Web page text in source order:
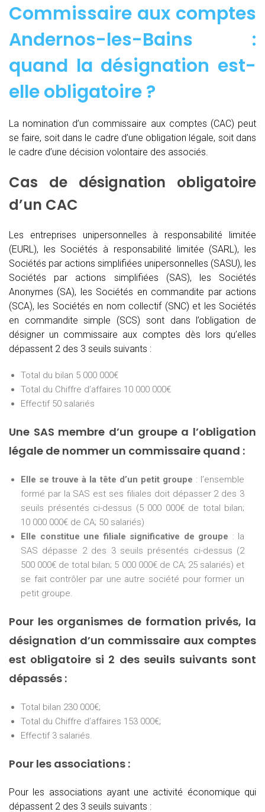
Commissaire aux comptes
Andernos-les-Bains :
quand la désignation est-
elle obligatoire ?
La nomination d’un commissaire aux comptes (CAC) peut
se faire, soit dans le cadre d’une obligation légale, soit dans
le cadre d’une décision volontaire des associés.
Cas de désignation obligatoire
d’un CAC
Les entreprises unipersonnelles à responsabilité limitée
(EURL), les Sociétés à responsabilité limitée (SARL), les
Sociétés par actions simplifiées unipersonnelles (SASU), les
Sociétés par actions simplifiées (SAS), les Sociétés
Anonymes (SA), les Sociétés en commandite par actions
(SCA), les Sociétés en nom collectif (SNC) et les Sociétés
en commandite simple (SCS) sont dans l’obligation de
désigner un commissaire aux comptes dès lors qu’elles
dépassent 2 des 3 seuils suivants :
Total du bilan 5 000 000€
Total du Chiffre d’affaires 10 000 000€
Effectif 50 salariés
Une SAS membre d’un groupe a l’obligation
légale de nommer un commissaire quand :
Elle se trouve à la tête d’un petit groupe : l’ensemble
formé par la SAS est ses filiales doit dépasser 2 des 3
seuils présentés ci-dessus (5 000 000€ de total bilan;
10 000 000€ de CA; 50 salariés)
Elle constitue une filiale significative de groupe : la
SAS dépasse 2 des 3 seuils présentés ci-dessus (2
500 000€ de total bilan; 5 000 000€ de CA; 25 salariés) et
se fait contrôler par une autre société pour former un
petit groupe.
Pour les organismes de formation privés, la
désignation d’un commissaire aux comptes
est obligatoire si 2 des seuils suivants sont
dépassés :
Total bilan 230 000€;
Total du Chiffre d’affaires 153 000€;
Effectif 3 salariés.
Pour les associations :
Pour les associations ayant une activité économique qui
dépassent 2 des 3 seuils suivants :